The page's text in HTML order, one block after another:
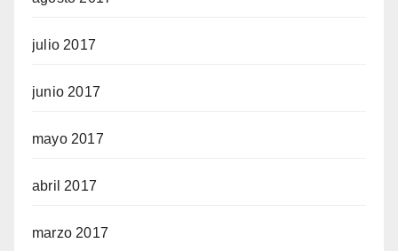
julio 2017
junio 2017
mayo 2017
abril 2017
marzo 2017